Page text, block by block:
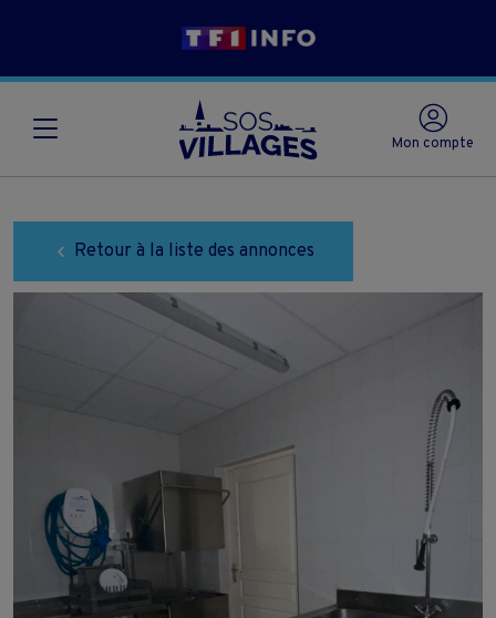
Mon compte
Retour à la liste des annonces